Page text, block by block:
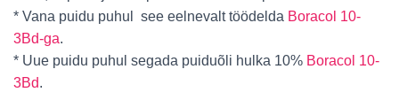
* Vana puidu puhul see eelnevalt töödelda Boracol 10-
3Bd-ga.
* Uue puidu puhul segada puiduõli hulka 10% Boracol 10-
3Bd.